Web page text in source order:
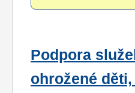
Podpora
ohrožené